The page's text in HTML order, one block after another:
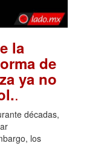
la
de
ya no
.
décadas,
los